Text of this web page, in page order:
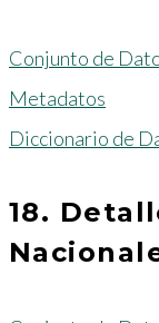
Conjunto de
Metadatos
Diccionario de
18.